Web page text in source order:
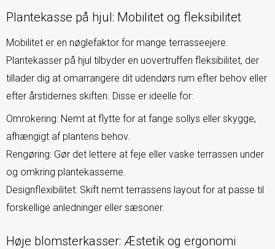
Plantekasse på hjul: Mobilitet og fleksibilitet
Mobilitet er en nøglefaktor for mange terrasseejere.
Plantekasser på hjul tilbyder en uovertruffen fleksibilitet, der
tillader dig at omarrangere dit udendørs rum efter behov eller
efter årstidernes skiften. Disse er ideelle for:
Omrokering: Nemt at flytte for at fange sollys eller skygge,
afhængigt af plantens behov.
Rengøring: Gør det lettere at feje eller vaske terrassen under
og omkring plantekasserne.
Designflexibilitet: Skift nemt terrassens layout for at passe til
forskellige anledninger eller sæsoner.
Høje blomsterkasser: Æstetik og ergonomi